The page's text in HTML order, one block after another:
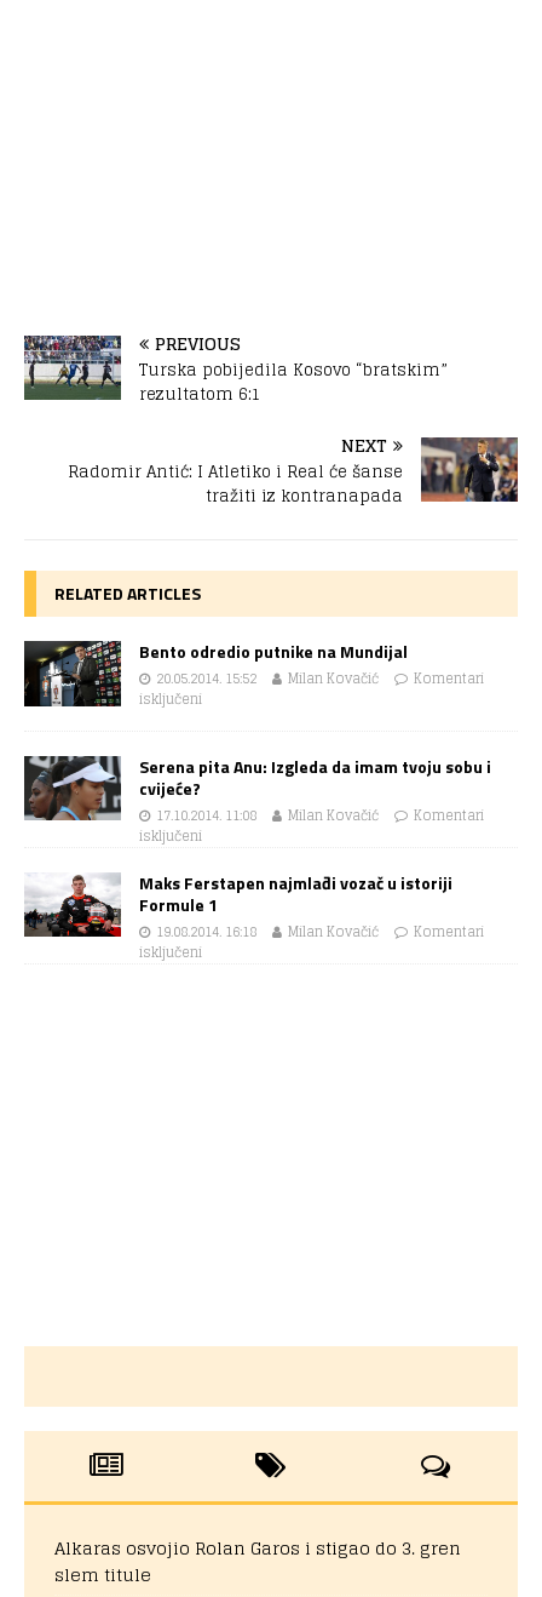
PREVIOUS
Turska pobijedila Kosovo “bratskim”
rezultatom 6:1
NEXT
Radomir Antić: I Atletiko i Real će šanse
tražiti iz kontranapada
RELATED ARTICLES
Bento odredio putnike na Mundijal
20.05.2014. 15:52 Milan Kovačić
Komentari
isključeni
Serena pita Anu: Izgleda da imam tvoju sobu i
cvijeće?
17.10.2014. 11:08 Milan Kovačić
Komentari
isključeni
Maks Ferstapen najmlađi vozač u istoriji
Formule 1
19.08.2014. 16:18 Milan Kovačić
Komentari
isključeni
Alkaras osvojio Rolan Garos i stigao do 3. gren
slem titule